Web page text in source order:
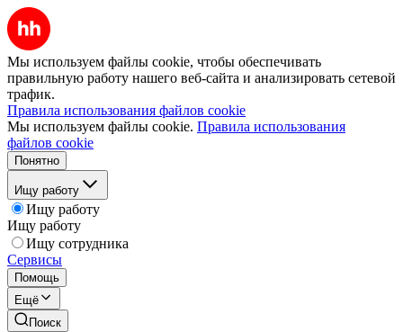
Мы используем файлы cookie, чтобы обеспечивать
правильную работу нашего веб-сайта и анализировать сетевой
трафик.
Правила использования файлов cookie
Мы используем файлы cookie. Правила использования
файлов cookie
Понятно
Ищу работу
Ищу работу
Ищу работу
Ищу сотрудника
Сервисы
Помощь
Ещё
Поиск